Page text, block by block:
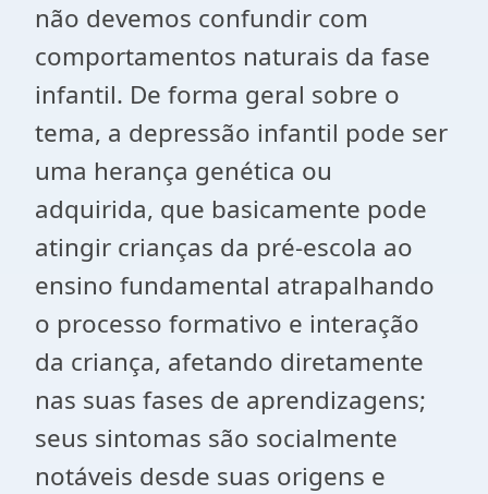
não devemos confundir com
comportamentos naturais da fase
infantil. De forma geral sobre o
tema, a depressão infantil pode ser
uma herança genética ou
adquirida, que basicamente pode
atingir crianças da pré-escola ao
ensino fundamental atrapalhando
o processo formativo e interação
da criança, afetando diretamente
nas suas fases de aprendizagens;
seus sintomas são socialmente
notáveis desde suas origens e